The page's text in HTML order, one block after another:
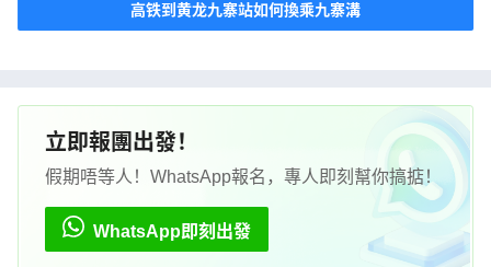
高铁到黄龙九寨站如何換乘九寨溝
立即報團出發！
假期唔等人！WhatsApp報名，專人即刻幫你搞掂！
WhatsApp即刻出發